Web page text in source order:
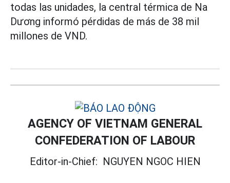
todas las unidades, la central térmica de Na
Dương informó pérdidas de más de 38 mil
millones de VND.
AGENCY OF VIETNAM GENERAL
CONFEDERATION OF LABOUR
Editor-in-Chief: NGUYEN NGOC HIEN